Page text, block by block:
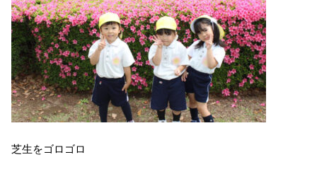
芝生をゴロゴロ